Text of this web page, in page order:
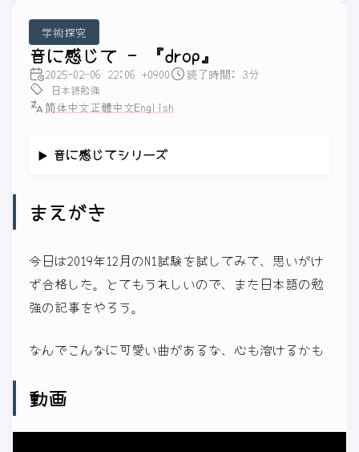
学術探究
音に感じて - 『drop』
2025-02-06 22:06 +0900 読了時間: 3分
日本語勉強
简体中文正體中文English
音に感じてシリーズ
まえがき
今日は2019年12月のN1試験を試してみて、思いがけ
ず合格した。とてもうれしいので、また日本語の勉
強の記事をやろう。
なんでこんなに可愛い曲があるな、心も溶けるかも
動画